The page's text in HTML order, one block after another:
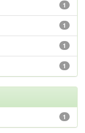
1
1
1
1
1